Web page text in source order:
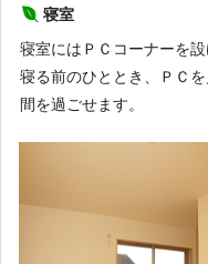
寝室
寝室にはＰＣコーナーを設
寝る前のひととき、ＰＣ
間を過ごせます。